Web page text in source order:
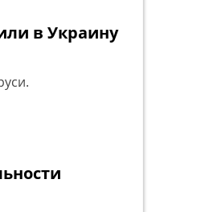
в Украину